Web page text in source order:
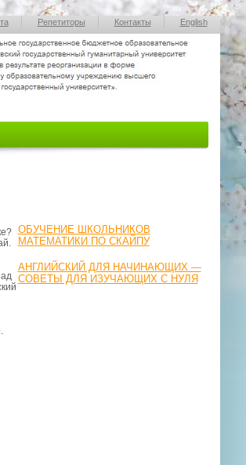
Репетиторы Контакты English
ОБУЧЕНИЕ ШКОЛЬНИКОВ
МАТЕМАТИКИ ПО СКАЙПУ
АНГЛИЙСКИЙ ДЛЯ НАЧИНАЮЩИХ —
СОВЕТЫ ДЛЯ ИЗУЧАЮЩИХ С НУЛЯ